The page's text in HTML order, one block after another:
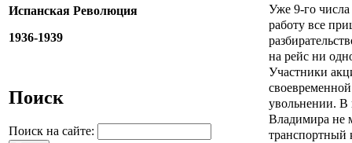
Испанская Революция
1936-1939
Поиск
Поиск на сайте:
Уже 9-го числа
работу все
на рейс ни
Участники
увольнении. В
Владимира не
транспортный